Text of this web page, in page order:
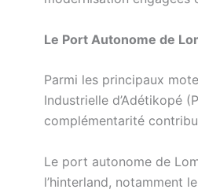
Le Port Autonome de
Parmi les principaux
Industrielle d’Adétikopé
complémentarité
Le port autonome de
l’hinterland, notamment